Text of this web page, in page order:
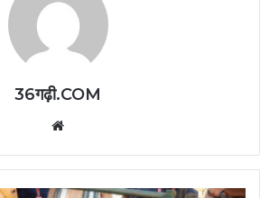
36गढ़ी.COM